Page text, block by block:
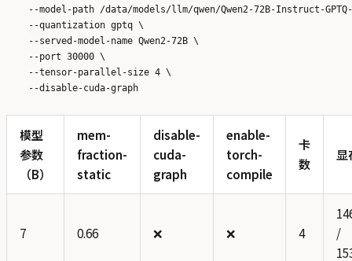
--model-path /data/models/llm/qwen/Qwen2-72B-Instruct-
    --quantization gptq \
    --served-model-name Qwen2-72B \
    --port 30000 \
    --tensor-parallel-size 4 \
模型
参数
（B）
mem-
fraction-
static
disable-
cuda-
graph
enable-
torch-
compile
卡
数
显
7 0.66 ❌ ❌ 4
/